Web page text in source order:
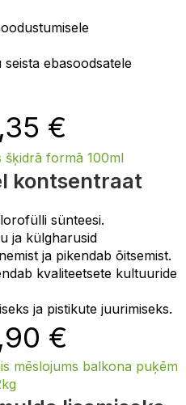
ebasoodsatele
€
kontsentraat
sünteesi.
ja külgharusid
ja pikendab õitsemist.
kvaliteetsete kultuuride
ja pistikute juurimiseks.
€